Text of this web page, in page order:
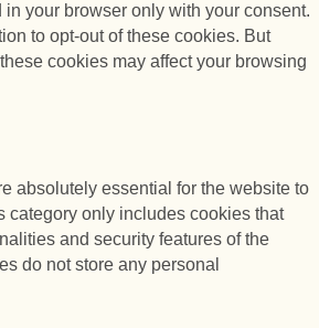
your browser only with your consent.
to opt-out of these cookies. But
cookies may affect your browsing
absolutely essential for the website to
category only includes cookies that
and security features of the
do not store any personal